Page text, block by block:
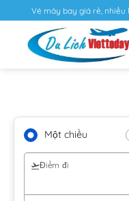
Vé máy bay giá rẻ, nhiều
Một chiều
Điểm đi